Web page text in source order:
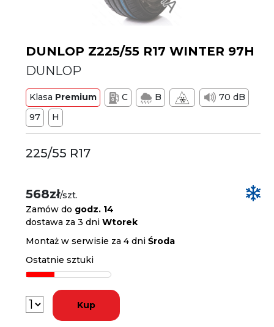
DUNLOP Z225/55 R17 WINTER 97H
DUNLOP
Klasa Premium C B
70 dB
97
H
225/55 R17
568zł/szt.
Zamów do godz. 14
dostawa za 3 dniWtorek
Montaż w serwisie za 4 dniŚroda
Ostatnie sztuki
Kup